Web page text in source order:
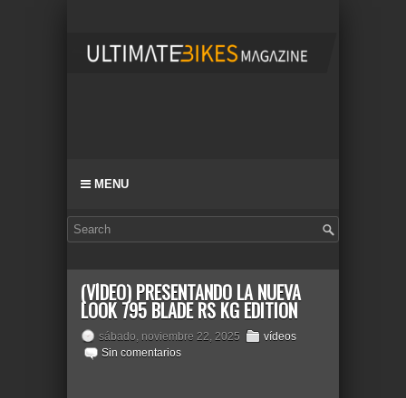
MENU
(VÍDEO) PRESENTANDO LA NUEVA
LOOK 795 BLADE RS KG EDITION
sábado, noviembre 22, 2025
vídeos
Sin comentarios